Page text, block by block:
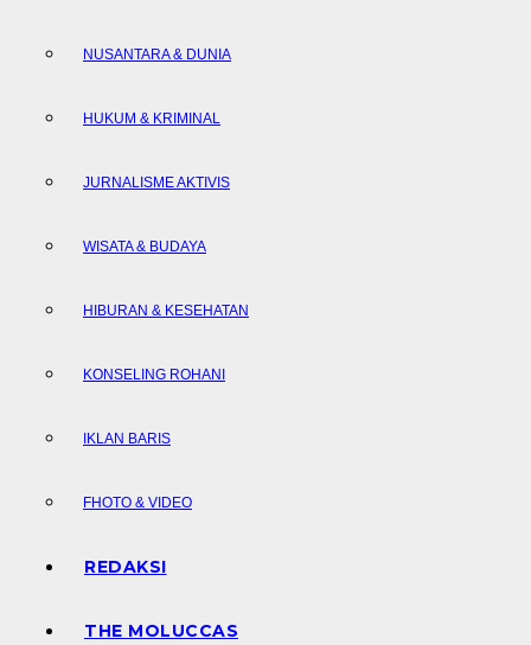
NUSANTARA & DUNIA
HUKUM & KRIMINAL
JURNALISME AKTIVIS
WISATA & BUDAYA
HIBURAN & KESEHATAN
KONSELING ROHANI
IKLAN BARIS
FHOTO & VIDEO
REDAKSI
THE MOLUCCAS